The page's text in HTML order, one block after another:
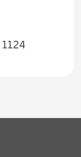
1124